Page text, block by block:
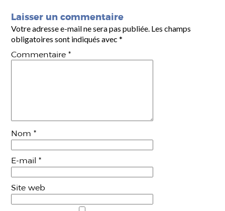
Laisser un commentaire
Votre adresse e-mail ne sera pas publiée. Les champs
obligatoires sont indiqués avec*
Commentaire*
Nom*
E-mail*
Site web